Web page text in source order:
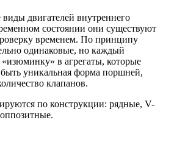
двигателей внутреннего
состоянии они существуют
временем. По принципу
одинаковые, но каждый
в агрегаты, которые
уникальная форма поршней,
клапанов.
по конструкции: рядные, V-